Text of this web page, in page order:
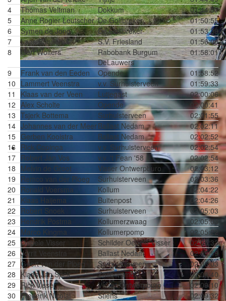
4
Thomas Veltman Dokkum
01:44:57
5
Anne Rogier Leutscher De Golfbreker
01:50:55
6
Symen de Jong De Golfbreker
01:53:38
7
Laas Bonnema S.V. Friesland
01:56:00
8
Gert Wolters
Rabobank Burgum
DeLauwers
01:58:01
9 Frank van den Eeden Opende
01:58:52
10 Lammert Veenstra v.v. Surhuisterveen
01:59:33
11
Klaas van der Veen Lutjegast
02:00:06
12 Alex Scholte Opende
02:00:41
13 Tsjerk Bottema Surhuisterveen
02:01:55
14 Johannes van der MeerBallast Nedam
02:02:11
15 Gerben Kooistra Ballast Nedam
02:02:52
16 Rick Copinga v.v. Surhuisterveen
02:02:54
17 Robert Jan Vos v.v. 't Fean '58
02:02:54
18 Melvin de Groot Visser Ontwerpburo
02:03:12
19 Remco van der Ploeg Surhuisterveen
02:03:36
20 Ronald Voersma Kollum
02:04:22
21
Klaas Haijema Buitenpost
02:04:26
22 Robert Snoek Surhuisterveen
02:05:03
23 Hendrik Postma Kollumerzwaag
02:05:03
24 Marco Kingma Kollumerpomp
02:05:22
25 Oebele Visser Schilder Oebele Visser
02:05:33
26 Jorrit Veenstra Ballast Nedam
02:05:59
27 Geert van der Ploeg Surhuisterveen
02:06:03
28 Klaas-Jan Spek Zaltbommel
02:08:40
29
Rick Visser Visser Ontwerpburo
02:09:10
30 Frederik Nicolai Stiens
02:09:32